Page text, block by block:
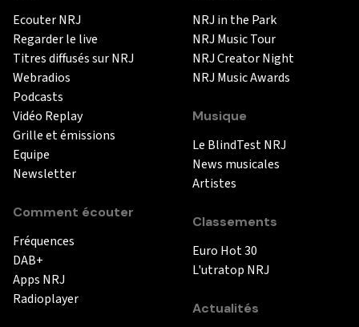
Ecouter NRJ
Regarder le live
Titres diffusés sur NRJ
Webradios
Podcasts
Vidéo Replay
Grille et émissions
Equipe
Newsletter
Comment écouter
Fréquences
DAB+
Apps NRJ
Radioplayer
NRJ in the Park
NRJ Music Tour
NRJ Creator Night
NRJ Music Awards
Musique
Le BlindTest NRJ
News musicales
Artistes
Classements
Euro Hot 30
L'utratop NRJ
Actualités